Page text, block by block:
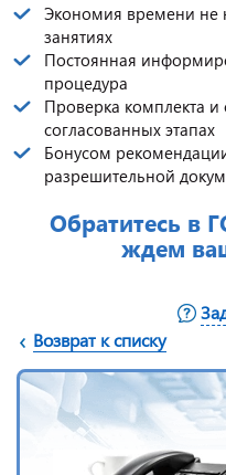
Экономия времени не
занятиях
Постоянная
процедура
Проверка комплекта
согласованных этапах
Бонусом
разрешительной
Обратитесь в
ждем
Возврат к списку